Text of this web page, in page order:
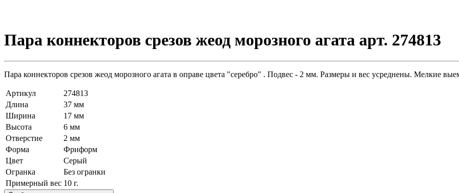
Пара коннекторов срезов жеод морозного агата арт. 274813
Пара коннекторов срезов жеод морозного агата в оправе цвета "серебро" . Подвес - 2 мм. Размеры и вес усреднены. Мелкие
Артикул
274813
Длина
37 мм
Ширина
17 мм
Высота
6 мм
Отверстие
2 мм
Форма
Фриформ
Цвет
Серый
Огранка
Без огранки
Примерный вес 10 г.